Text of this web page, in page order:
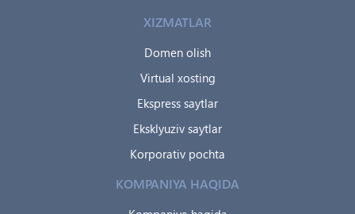
XIZMATLAR
Domen olish
Virtual xosting
Ekspress saytlar
Eksklyuziv saytlar
Korporativ pochta
KOMPANIYA HAQIDA